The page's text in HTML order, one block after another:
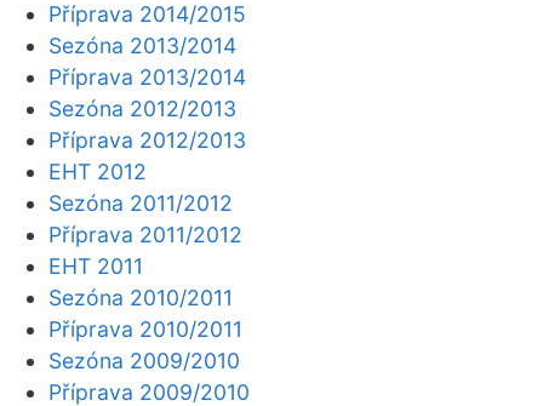
Příprava 2014/2015
Sezóna 2013/2014
Příprava 2013/2014
Sezóna 2012/2013
Příprava 2012/2013
EHT 2012
Sezóna 2011/2012
Příprava 2011/2012
EHT 2011
Sezóna 2010/2011
Příprava 2010/2011
Sezóna 2009/2010
Příprava 2009/2010